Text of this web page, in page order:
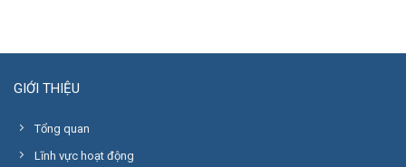
GIỚI THIỆU
Tổng quan
Lĩnh vực hoạt động